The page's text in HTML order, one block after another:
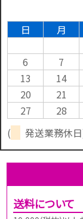
日 月
6
7
13
14
20
21
27
28
(
発送業務休
送料について